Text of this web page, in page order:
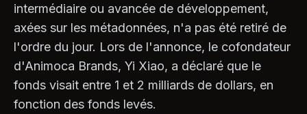
intermédiaire ou avancée de développement,
axées sur les métadonnées, n'a pas été retiré de
l'ordre du jour. Lors de l'annonce, le cofondateur
d'Animoca Brands, Yi Xiao, a déclaré que le
fonds visait entre 1 et 2 milliards de dollars, en
fonction des fonds levés.